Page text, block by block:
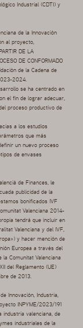
Industrial (CDTI) y
de la Innovación
al proyecto,
DE LA
DE CONFORMADO
de la Cadena de
2024.
se ha centrado en
el fin de lograr adecuar,
proceso productivo de
a los estudios
que más
un nuevo proceso
de envases
de Finances, le
publicidad de la
bonificados IVF
Valenciana 2014-
tendrá que incluir en
Valenciana y del IVF,
y hacer mención de
Europea a través del
la Comunitat Valenciana
del Reglamento (UE)
de 2013.
Innovación, Industria,
INPYME/2023/191
industria valenciana, de
industriales de la